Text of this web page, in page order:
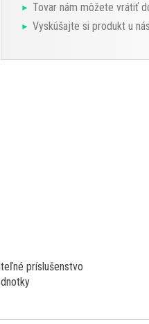
Tovar nám môžete vrátiť
Vyskúšajte si produkt u nás
príslušenstvo